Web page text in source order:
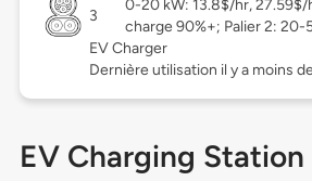
3
0-20 kW: 13.8$/hr, 27.59$/
charge 90%+; Palier 2: 20-
EV Charger
Dernière utilisation il y a moins
EV Charging